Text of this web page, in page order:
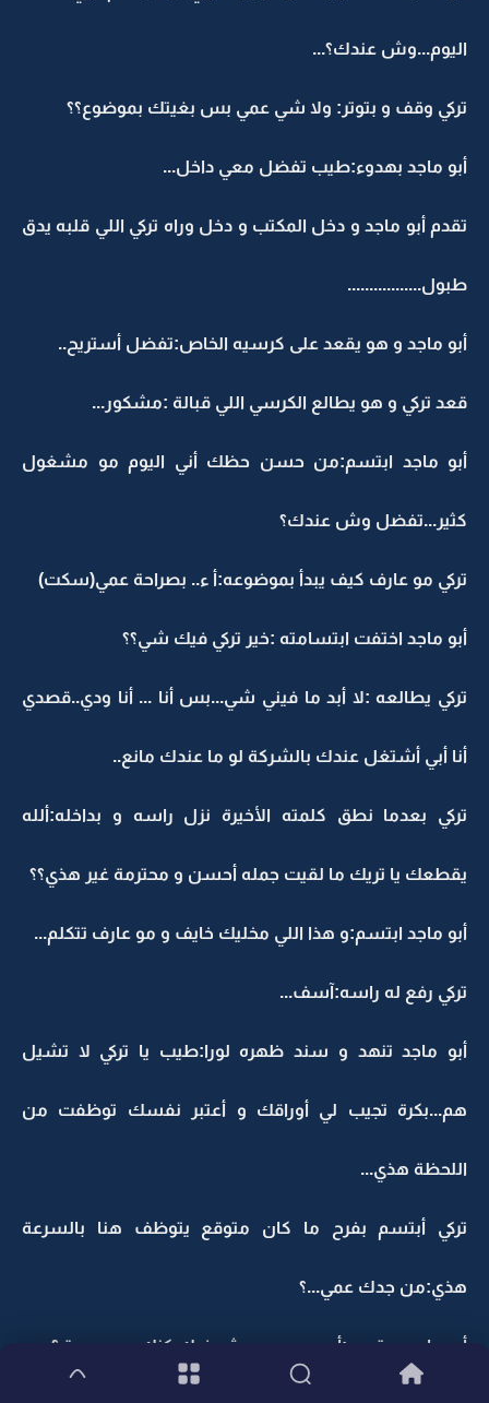
اليوم...وش عندك؟...
تركي وقف و بتوتر: ولا شي عمي بس بغيتك بموضوع؟؟
أبو ماجد بهدوء:طيب تفضل معي داخل...
تقدم أبو ماجد و دخل المكتب و دخل وراه تركي اللي قلبه يدق
طبول.................
أبو ماجد و هو يقعد على كرسيه الخاص:تفضل أستريح..
قعد تركي و هو يطالع الكرسي اللي قبالة :مشكور...
أبو ماجد ابتسم:من حسن حظك أني اليوم مو مشغول
كثير...تفضل وش عندك؟
تركي مو عارف كيف يبدأ بموضوعه:أ ء.. بصراحة عمي(سكت)
أبو ماجد اختفت ابتسامته :خير تركي فيك شي؟؟
تركي يطالعه :لا أبد ما فيني شي...بس أنا ... أنا ودي..قصدي
أنا أبي أشتغل عندك بالشركة لو ما عندك مانع..
تركي بعدما نطق كلمته الأخيرة نزل راسه و بداخله:ألله
يقطعك يا تريك ما لقيت جمله أحسن و محترمة غير هذي؟؟
أبو ماجد ابتسم:و هذا اللي مخليك خايف و مو عارف تتكلم...
تركي رفع له راسه:آسف...
أبو ماجد تنهد و سند ظهره لورا:طيب يا تركي لا تشيل
هم...بكرة تجيب لي أوراقك و أعتبر نفسك توظفت من
اللحظة هذي...
تركي أبتسم بفرح ما كان متوقع يتوظف هنا بالسرعة
هذي:من جدك عمي...؟
أبو ماجد مبتسم:أي من جدي وش فيك كنك مو مصدق؟